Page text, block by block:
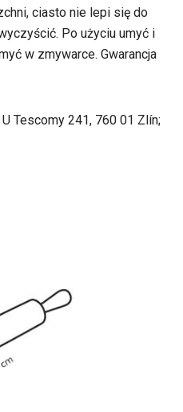
ciasto nie lepi się do
Po użyciu umyć i
w zmywarce. Gwarancja
U Tescomy 241, 760 01 Zlín;